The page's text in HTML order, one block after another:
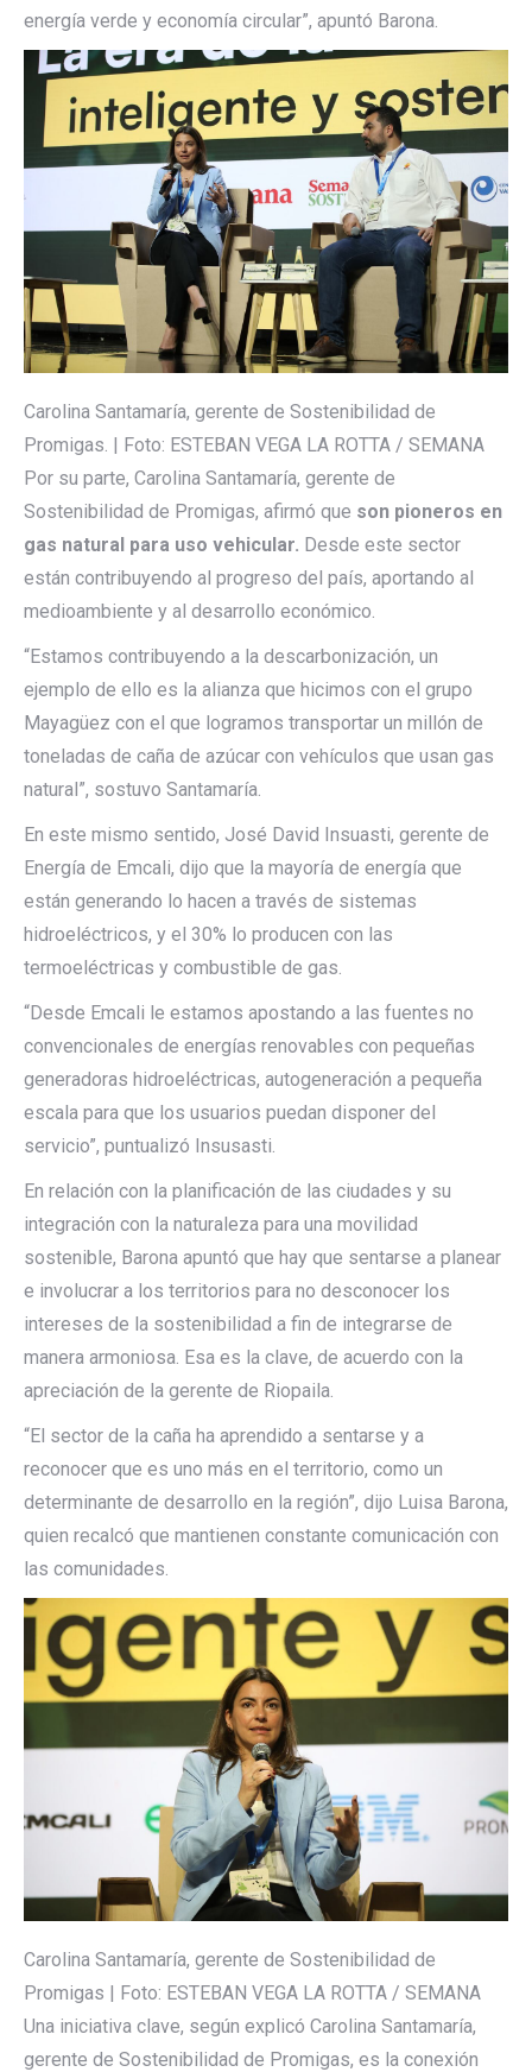
energía verde y economía circular”, apuntó Barona.
Carolina Santamaría, gerente de Sostenibilidad de
Promigas. | Foto: ESTEBAN VEGA LA ROTTA / SEMANA
Por su parte, Carolina Santamaría, gerente de
Sostenibilidad de Promigas, afirmó que son pioneros en
gas natural para uso vehicular. Desde este sector
están contribuyendo al progreso del país, aportando al
medioambiente y al desarrollo económico.
“Estamos contribuyendo a la descarbonización, un
ejemplo de ello es la alianza que hicimos con el grupo
Mayagüez con el que logramos transportar un millón de
toneladas de caña de azúcar con vehículos que usan gas
natural”, sostuvo Santamaría.
En este mismo sentido, José David Insuasti, gerente de
Energía de Emcali, dijo que la mayoría de energía que
están generando lo hacen a través de sistemas
hidroeléctricos, y el 30% lo producen con las
termoeléctricas y combustible de gas.
“Desde Emcali le estamos apostando a las fuentes no
convencionales de energías renovables con pequeñas
generadoras hidroeléctricas, autogeneración a pequeña
escala para que los usuarios puedan disponer del
servicio”, puntualizó Insusasti.
En relación con la planificación de las ciudades y su
integración con la naturaleza para una movilidad
sostenible, Barona apuntó que hay que sentarse a planear
e involucrar a los territorios para no desconocer los
intereses de la sostenibilidad a fin de integrarse de
manera armoniosa. Esa es la clave, de acuerdo con la
apreciación de la gerente de Riopaila.
“El sector de la caña ha aprendido a sentarse y a
reconocer que es uno más en el territorio, como un
determinante de desarrollo en la región”, dijo Luisa Barona,
quien recalcó que mantienen constante comunicación con
las comunidades.
Carolina Santamaría, gerente de Sostenibilidad de
Promigas | Foto: ESTEBAN VEGA LA ROTTA / SEMANA
Una iniciativa clave, según explicó Carolina Santamaría,
gerente de Sostenibilidad de Promigas, es la conexión